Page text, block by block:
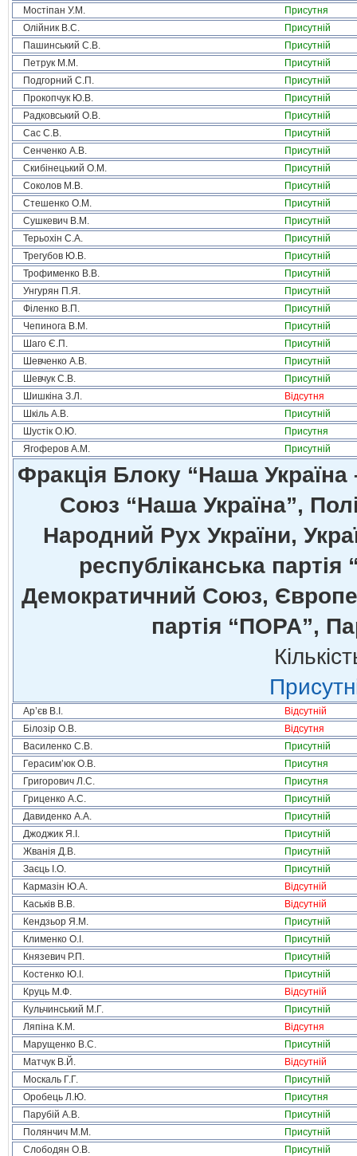
Мостіпан У.М.
Присутня
Олійник В.С.
Присутній
Пашинський С.В.
Присутній
Петрук М.М.
Присутній
Подгорний С.П.
Присутній
Прокопчук Ю.В.
Присутній
Радковський О.В.
Присутній
Сас С.В.
Присутній
Сенченко А.В.
Присутній
Скибінецький О.М.
Присутній
Соколов М.В.
Присутній
Стешенко О.М.
Присутній
Сушкевич В.М.
Присутній
Терьохін С.А.
Присутній
Трегубов Ю.В.
Присутній
Трофименко В.В.
Присутній
Унгурян П.Я.
Присутній
Філенко В.П.
Присутній
Чепинога В.М.
Присутній
Шаго Є.П.
Присутній
Шевченко А.В.
Присутній
Шевчук С.В.
Присутній
Шишкіна З.Л.
Відсутня
Шкіль А.В.
Присутній
Шустік О.Ю.
Присутня
Ягоферов А.М.
Присутній
Фракція Блоку “Наша
Союз “Наша Україна”,
Народний Рух України,
республіканська
Демократичний Союз,
партія “ПОРА”,
Ар’єв В.І.
Відсутній
Білозір О.В.
Відсутня
Василенко С.В.
Присутній
Герасим’юк О.В.
Присутня
Григорович Л.С.
Присутня
Гриценко А.С.
Присутній
Давиденко А.А.
Присутній
Джоджик Я.І.
Присутній
Жванія Д.В.
Присутній
Заєць І.О.
Присутній
Кармазін Ю.А.
Відсутній
Каськів В.В.
Відсутній
Кендзьор Я.М.
Присутній
Клименко О.І.
Присутній
Князевич Р.П.
Присутній
Костенко Ю.І.
Присутній
Круць М.Ф.
Відсутній
Кульчинський М.Г.
Присутній
Ляпіна К.М.
Відсутня
Марущенко В.С.
Присутній
Матчук В.Й.
Відсутній
Москаль Г.Г.
Присутній
Оробець Л.Ю.
Присутня
Парубій А.В.
Присутній
Полянчич М.М.
Присутній
Слободян О.В.
Присутній